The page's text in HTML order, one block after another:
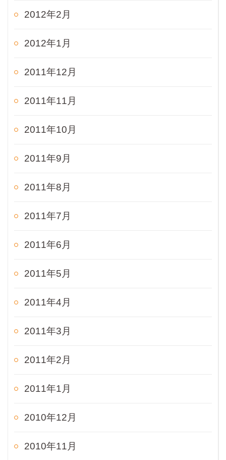
2012年2月
2012年1月
2011年12月
2011年11月
2011年10月
2011年9月
2011年8月
2011年7月
2011年6月
2011年5月
2011年4月
2011年3月
2011年2月
2011年1月
2010年12月
2010年11月